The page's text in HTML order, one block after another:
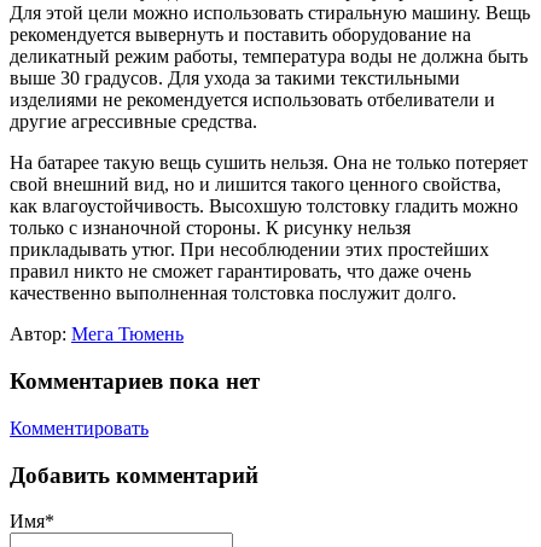
Для этой цели можно использовать стиральную машину. Вещь
рекомендуется вывернуть и поставить оборудование на
деликатный режим работы, температура воды не должна быть
выше 30 градусов. Для ухода за такими текстильными
изделиями не рекомендуется использовать отбеливатели и
другие агрессивные средства.
На батарее такую вещь сушить нельзя. Она не только потеряет
свой внешний вид, но и лишится такого ценного свойства,
как влагоустойчивость. Высохшую толстовку гладить можно
только с изнаночной стороны. К рисунку нельзя
прикладывать утюг. При несоблюдении этих простейших
правил никто не сможет гарантировать, что даже очень
качественно выполненная толстовка послужит долго.
Автор: Мега Тюмень
Комментариев пока нет
Комментировать
Добавить комментарий
Имя*